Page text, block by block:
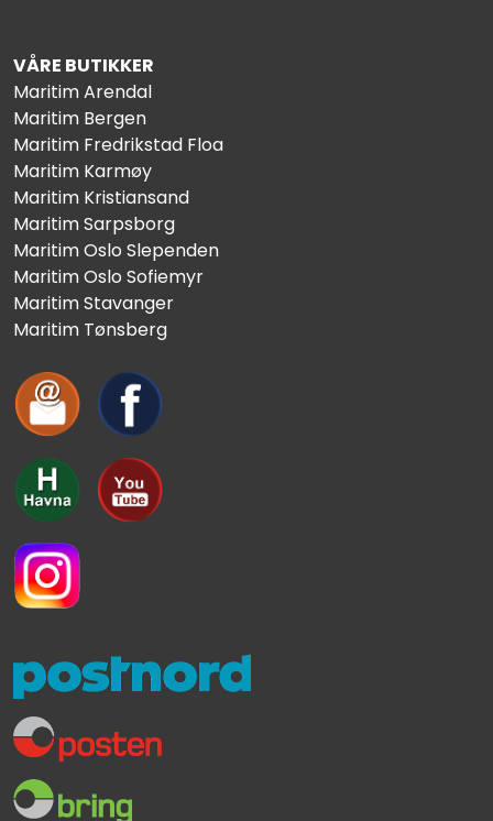
VÅRE BUTIKKER
Maritim Arendal
Maritim Bergen
Maritim Fredrikstad Floa
Maritim Karmøy
Maritim Kristiansand
Maritim Sarpsborg
Maritim Oslo Slependen
Maritim Oslo Sofiemyr
Maritim Stavanger
Maritim Tønsberg